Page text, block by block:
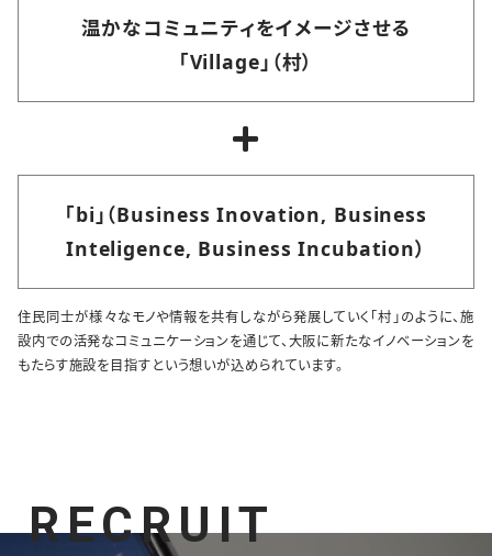
温かなコミュニティをイメージさせる
「Village」（村）
「bi」（Business Inovation, Business
Inteligence, Business Incubation）
住民同士が様々なモノや情報を共有しながら発展していく「村」のように、施
設内での活発なコミュニケーションを通じて、大阪に新たなイノベーションを
もたらす施設を目指すという想いが込められています。
RECRUIT